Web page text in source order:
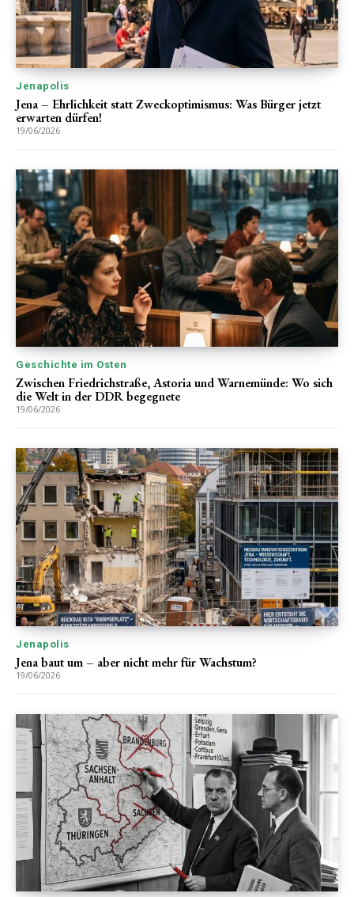
Jenapolis
Jena – Ehrlichkeit statt Zweckoptimismus: Was Bürger jetzt
erwarten dürfen!
19/06/2026
Geschichte im Osten
Zwischen Friedrichstraße, Astoria und Warnemünde: Wo sich
die Welt in der DDR begegnete
19/06/2026
Jenapolis
Jena baut um – aber nicht mehr für Wachstum?
19/06/2026